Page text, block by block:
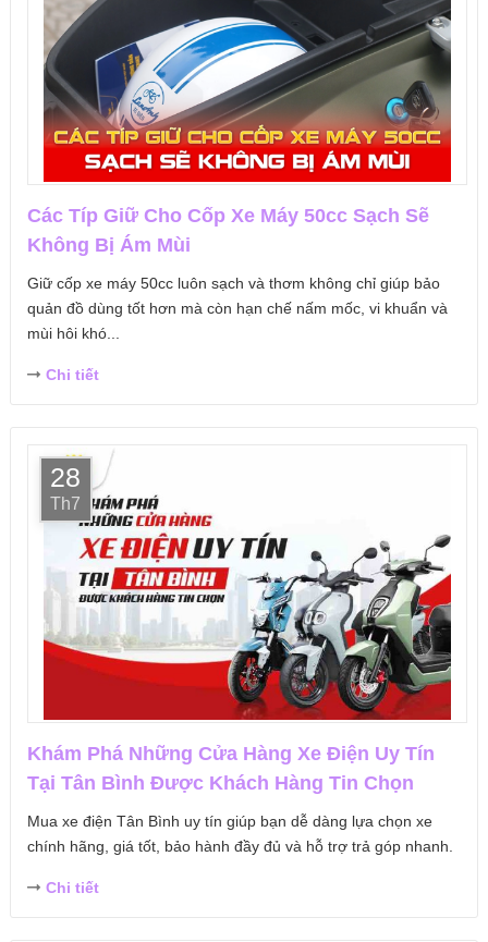
Các Típ Giữ Cho Cốp Xe Máy 50cc Sạch Sẽ
Không Bị Ám Mùi
Giữ cốp xe máy 50cc luôn sạch và thơm không chỉ giúp bảo
quản đồ dùng tốt hơn mà còn hạn chế nấm mốc, vi khuẩn và
mùi hôi khó...
Chi tiết
28
Th7
Khám Phá Những Cửa Hàng Xe Điện Uy Tín
Tại Tân Bình Được Khách Hàng Tin Chọn
Mua xe điện Tân Bình uy tín giúp bạn dễ dàng lựa chọn xe
chính hãng, giá tốt, bảo hành đầy đủ và hỗ trợ trả góp nhanh.
Chi tiết